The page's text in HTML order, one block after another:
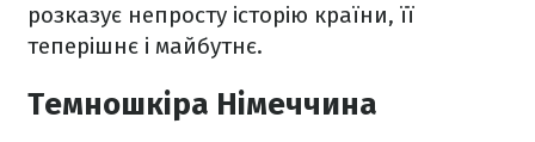
розказує непросту історію країни, її
теперішнє і майбутнє.
Темношкіра Німеччина